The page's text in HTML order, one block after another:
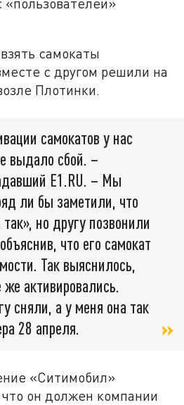
самокаты
с другом решили на
Плотинки.
самокатов у нас
выдало сбой. –
Е1.RU. – Мы
ли бы заметили, что
но другу позвонили
что его самокат
Так выяснилось,
активировались.
сняли, а у меня она так
28 апреля.
«Ситимобил»
он должен компании